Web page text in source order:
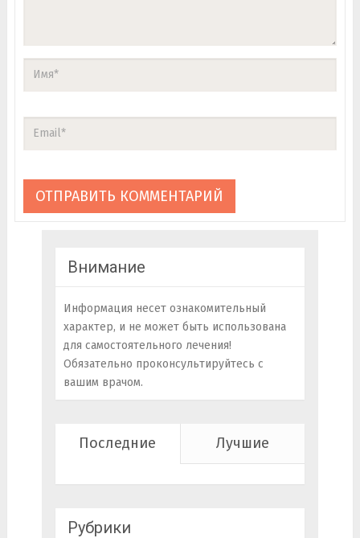
Внимание
Информация несет ознакомительный
характер, и не может быть использована
для самостоятельного лечения!
Обязательно проконсультируйтесь с
вашим врачом.
Последние Лучшие
Рубрики